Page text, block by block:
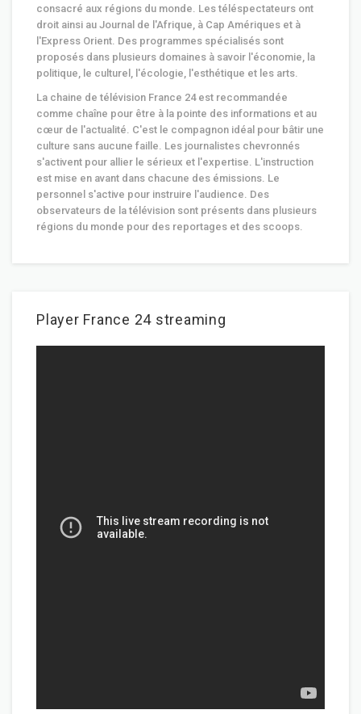
consacré aux régions du monde. Les téléspectateurs ont
droit ainsi au Journal de l'Afrique, à Cap Amériques et à
l'Express Orient. Des programmes spécialisés sont
proposés dans plusieurs domaines à savoir l'économie, la
politique, le culturel, l'écologie, l'esthétique et les arts.
La chaine de télévision France 24 est recommandée
comme chaîne pour être à la pointe des informations et au
cœur de l'actualité. C'est le compagnon idéal pour bâtir une
culture sans aucune faille. Les journalistes chevronnés
s'activent pour allier le sérieux et l'expertise. L'instruction
est mise en avant dans chacune des émissions. Le
personnel s'active pour instruire l'audience. Des
observateurs de la télévision sont présents dans plusieurs
régions du monde pour des reportages et des scoops.
Player France 24 streaming